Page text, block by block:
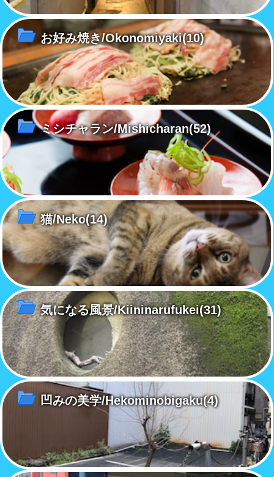
お好み焼き/Okonomiyaki(10)
ミシチャラン/Mishicharan(52)
猫/Neko(14)
気になる風景/Kiininarufukei(31)
凹みの美学/Hekominobigaku(4)